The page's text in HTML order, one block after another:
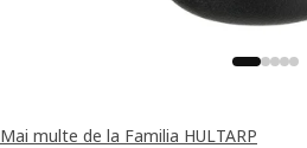
Mai multe de la Familia HULTARP